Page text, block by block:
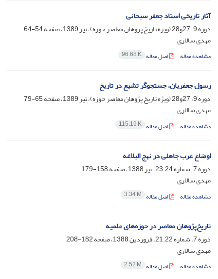
آثار تاریخی استاد جعفر سبحانی
دوره 9، 27و28 (ویژه تاریخ پژوهان معاصر حوزه)، تیر 1389، صفحه
54-64
مهدی سالاری
مشاهده مقاله اصل مقاله 96.68 K
رسول جعفریان، جستجوگر تشیع در تاریخ
دوره 9، 27و28 (ویژه تاریخ پژوهان معاصر حوزه)، تیر 1389، صفحه
65-79
مهدی سالاری
مشاهده مقاله اصل مقاله 115.19 K
اوضاع عرب جاهلی در نهج البلاغه
دوره 7، شماره 23.24، تیر 1388، صفحه
158-179
مهدی سالاری
مشاهده مقاله اصل مقاله 3.34 M
تاریخ‌پژوهان معاصر در حوزه‌های علمیه
دوره 7، شماره 21.22، فروردین 1388، صفحه
182-208
مهدی سالاری
مشاهده مقاله اصل مقاله 2.52 M